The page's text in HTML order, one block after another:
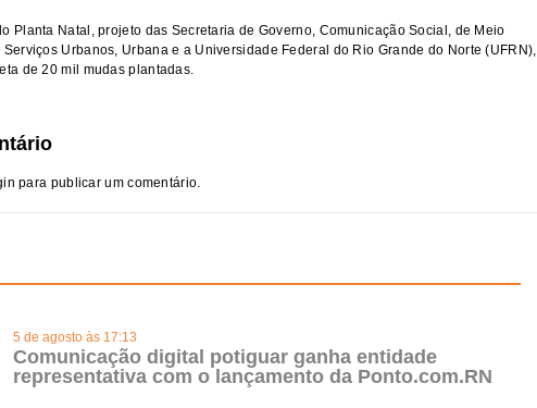
Planta Natal, projeto das Secretaria de Governo, Comunicação Social, de Meio
Urbanos, Urbana e a Universidade Federal do Rio Grande do Norte (UFRN),
de 20 mil mudas plantadas.
para publicar um comentário.
5 de agosto às 17:13
Comunicação digital potiguar ganha entidade
representativa com o lançamento da Ponto.com.RN